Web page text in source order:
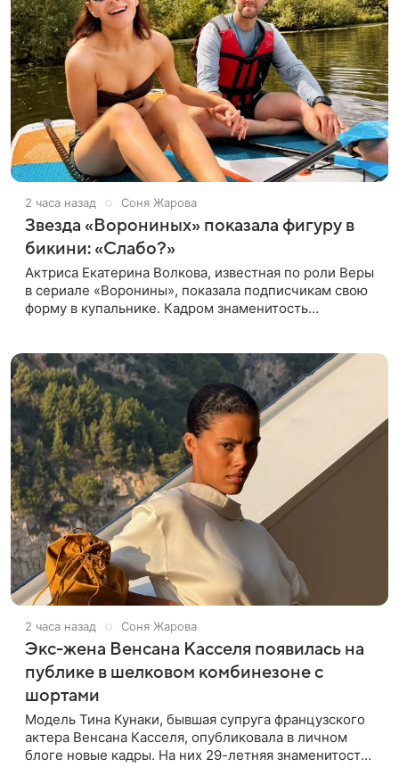
2 часа назад Соня Жарова
Звезда «Ворониных» показала фигуру в
бикини: «Слабо?»
Актриса Екатерина Волкова, известная по роли Веры
в сериале «Воронины», показала подписчикам свою
форму в купальнике. Кадром знаменитость
2 часа назад Соня Жарова
Экс-жена Венсана Касселя появилась на
публике в шелковом комбинезоне с
шортами
Модель Тина Кунаки, бывшая супруга французского
актера Венсана Касселя, опубликовала в личном
блоге новые кадры. На них 29-летняя знаменитость